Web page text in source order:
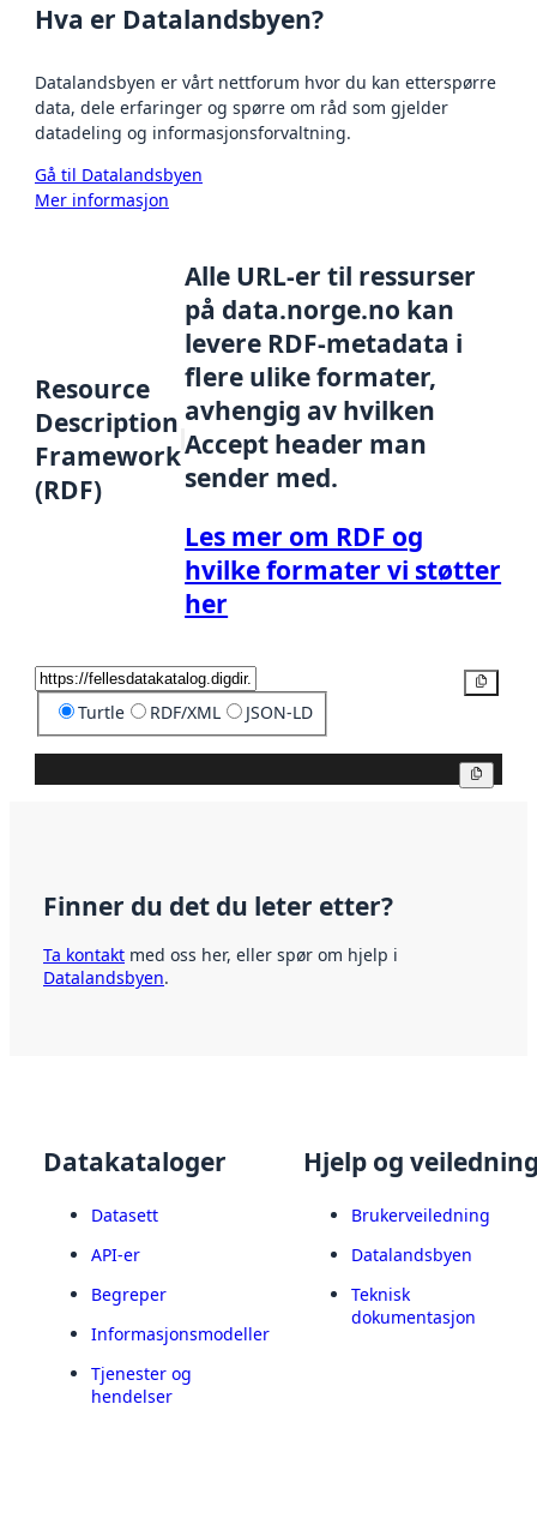
Hva er Datalandsbyen?
Datalandsbyen er vårt nettforum hvor du kan etterspørre
data, dele erfaringer og spørre om råd som gjelder
datadeling og informasjonsforvaltning.
Gå til Datalandsbyen
Mer informasjon
Resource
Description
Framework
(RDF)
Alle URL-er til ressurser
på data.norge.no kan
levere RDF-metadata i
flere ulike formater,
avhengig av hvilken
Accept header man
sender med.
Les mer om RDF og
hvilke formater vi støtter
her
Turtle RDF/XML JSON-LD
Finner du det du leter etter?
Ta kontakt med oss her, eller spør om hjelp i
Datalandsbyen.
Datakataloger
Datasett
API-er
Begreper
Informasjonsmodeller
Tjenester og
hendelser
Hjelp og
Brukerveiledning
Datalandsbyen
Teknisk
dokumentasjon